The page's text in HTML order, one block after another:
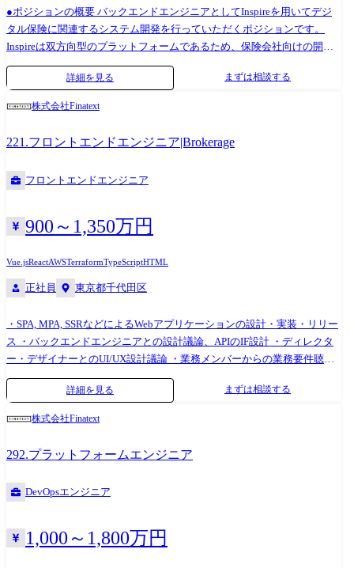
●ポジションの概要 バックエンドエンジニアとしてInspireを用いてデジ
タル保険に関連するシステム開発を行っていただくポジションです。
Inspireは双方向型のプラットフォームであるため、保険会社向けの開
発、Inspireのコアシステム開発、事業会社向けの組み込み型保険開発な
ど、幅広い開発に携わることが可能です。 ●業務内容 ・プロダクトの要
件定義/仕様作成/工数見積 ・システム設計 ・サーバーサイド実装 ・テス
詳細を見る まずは相談する
株式会社Finatext
221.フロントエンドエンジニア|Brokerage
フロントエンドエンジニア
900～1,350万円
Vue.jsReactAWSTerraformTypeScriptHTML
正社員 東京都千代田区
・SPA, MPA, SSRなどによるWebアプリケーションの設計・実装・リリー
ス ・バックエンドエンジニアとの設計議論、APIのIF設計 ・ディレクタ
ー・デザイナーとのUI/UX設計議論 ・業務メンバーからの業務要件聴取
【開発環境】 ・Amazon Web Services ・Terraform ・TypeScript (Vue.js /
React.js) ・Webpack 5 【開発組織】 ・裁量権と自由度が高く、その分、
・技術に関する議論が活発。議論にオープンなカルチャーがあり、シビ
アな議論になってもネガティブな雰囲気にならない
詳細を見る まずは相談する
株式会社Finatext
292.プラットフォームエンジニア
DevOpsエンジニア
1,000～1,800万円